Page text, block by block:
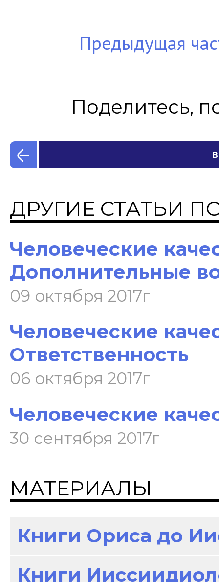
Предыдущая
Поделитесь,
ДРУГИЕ СТАТЬИ
Человеческие
Дополнительные
09 октября 2017г
Человеческие
Ответственность
06 октября 2017г
Человеческие
30 сентября 2017г
МАТЕРИАЛЫ
Книги Ориса до
Книги